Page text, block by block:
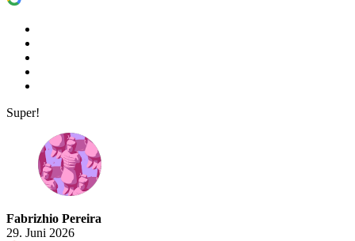
Super!
Fabrizhio Pereira
29. Juni 2026